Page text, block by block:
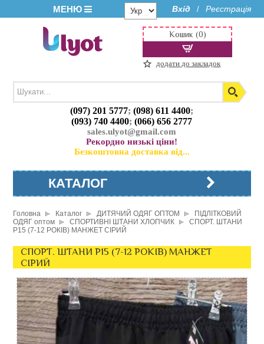
МЕНЮ Вхід / Реєстрація
(097) 201 5777;(098) 611 4400;
(093) 740 4400;(066) 656 2777
sales.ulyot@gmail.com
Рекордно низькі ціни!
Безкоштовна доставка від...
Кошик (0)
додати до закладок
КАТАЛОГ
Головна Каталог ДИТЯЧИЙ ОДЯГ ОПТОМ
ПІДЛІТКОВИЙ
ОДЯГ оптом
СПОРТИВНІ ШТАНИ ХЛОПЧИК
СПОРТ. ШТАНИ
P15 (7-12 РОКІВ) МАНЖЕТ СІРИЙ
СПОРТ. ШТАНИ P15 (7-12 РОКІВ) МАНЖЕТ
СІРИЙ